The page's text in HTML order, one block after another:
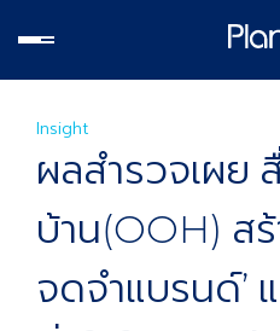
Insight
ผลสำรวจเผย
บ้าน(OOH) สร้
จดจำแบรนด์’ แ